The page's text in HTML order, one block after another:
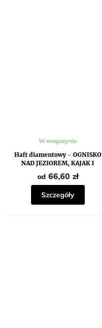
Haft diamentowy - OGNISKO
NAD JEZIOREM, KAJAK I
W magazynie
od 66,60 zł
Szczegóły